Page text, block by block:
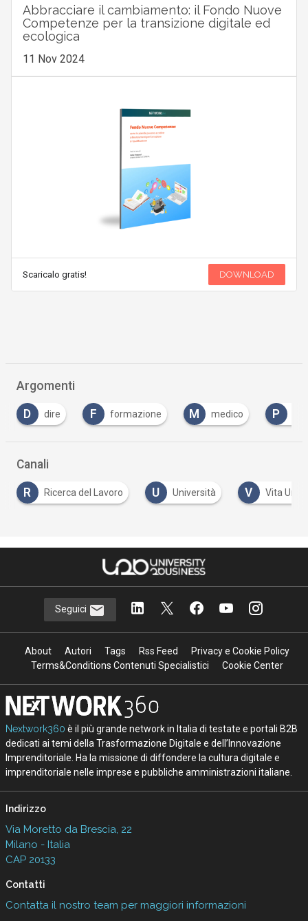
Abbracciare il cambiamento: il Fondo Nuove
Competenze per la transizione digitale ed
ecologica
11 Nov 2024
Scaricalo gratis! DOWNLOAD
Argomenti
F formazione M medico P primaria
Canali
del Lavoro U Università V Vita Universitaria
Seguici
About Autori Tags Rss Feed
Privacy e Cookie Policy
Terms&Conditions Contenuti Specialistici
Cookie Center
Nextwork360 è il più grande network in Italia di testate e portali B2B
dedicati ai temi della Trasformazione Digitale e dell’Innovazione
Imprenditoriale. Ha la missione di diffondere la cultura digitale e
imprenditoriale nelle imprese e pubbliche amministrazioni italiane.
Indirizzo
Via Moretto da Brescia, 22
Milano - Italia
CAP 20133
Contatti
Contatta il nostro team per maggiori informazioni